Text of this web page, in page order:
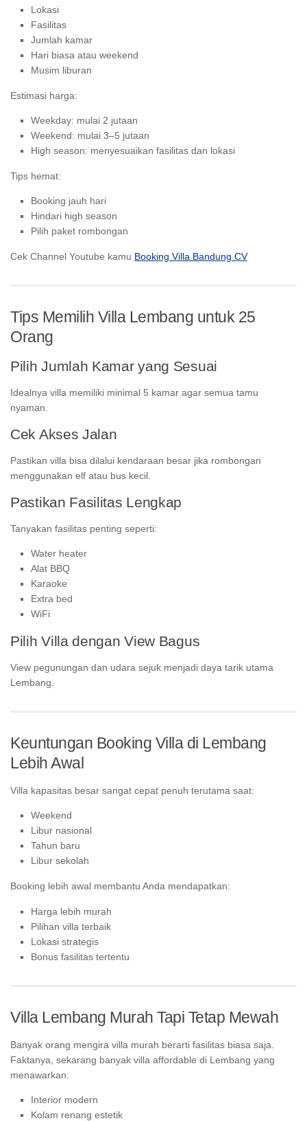
Lokasi
Fasilitas
Jumlah kamar
Hari biasa atau weekend
Musim liburan
Estimasi harga:
Weekday: mulai 2 jutaan
Weekend: mulai 3–5 jutaan
High season: menyesuaikan fasilitas dan lokasi
Tips hemat:
Booking jauh hari
Hindari high season
Pilih paket rombongan
Cek Channel Youtube kamu Booking Villa Bandung CV
Tips Memilih Villa Lembang untuk 25
Orang
Pilih Jumlah Kamar yang Sesuai
Idealnya villa memiliki minimal 5 kamar agar semua tamu
nyaman.
Cek Akses Jalan
Pastikan villa bisa dilalui kendaraan besar jika rombongan
menggunakan elf atau bus kecil.
Pastikan Fasilitas Lengkap
Tanyakan fasilitas penting seperti:
Water heater
Alat BBQ
Karaoke
Extra bed
WiFi
Pilih Villa dengan View Bagus
View pegunungan dan udara sejuk menjadi daya tarik utama
Lembang.
Keuntungan Booking Villa di Lembang
Lebih Awal
Villa kapasitas besar sangat cepat penuh terutama saat:
Weekend
Libur nasional
Tahun baru
Libur sekolah
Booking lebih awal membantu Anda mendapatkan:
Harga lebih murah
Pilihan villa terbaik
Lokasi strategis
Bonus fasilitas tertentu
Villa Lembang Murah Tapi Tetap Mewah
Banyak orang mengira villa murah berarti fasilitas biasa saja.
Faktanya, sekarang banyak villa affordable di Lembang yang
menawarkan:
Interior modern
Kolam renang estetik